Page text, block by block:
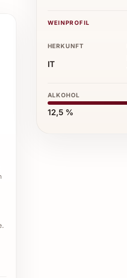
WEINPROFIL
HERKUNFT
IT
ALKOHOL
12,5 %